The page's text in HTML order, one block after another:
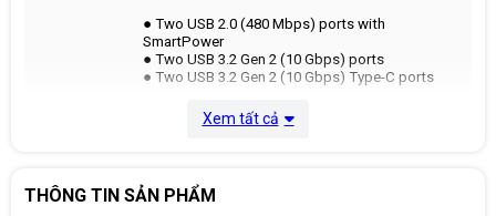
● Two USB 2.0 (480 Mbps) ports with
SmartPower
● Two USB 3.2 Gen 2 (10 Gbps) ports
● Two USB 3.2 Gen 2 (10 Gbps) Type-C ports
Wi-Fi 4 (WiFi 802.11n)
Xem tất cả
THÔNG TIN SẢN PHẨM